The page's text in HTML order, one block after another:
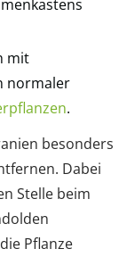
mit
normaler
.
besonders
Dabei
Stelle beim
Pflanze